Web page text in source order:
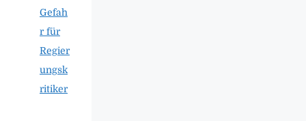
Gefah
r für
Regier
ungsk
ritiker